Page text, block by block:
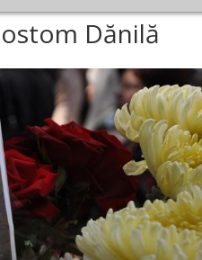
Dănilă
Aprilie Mai